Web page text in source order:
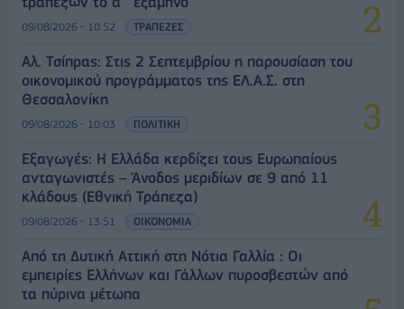
09/08/2026 - 10:52 ΤΡΑΠΕΖΕΣ
Αλ. Τσίπρας: Στις 2 Σεπτεμβρίου η παρουσίαση του
οικονομικού προγράμματος της ΕΛ.Α.Σ. στη
Θεσσαλονίκη
09/08/2026 - 10:03 ΠΟΛΙΤΙΚΗ
Εξαγωγές: Η Ελλάδα κερδίζει τους Ευρωπαίους
ανταγωνιστές – Άνοδος μεριδίων σε 9 από 11
κλάδους (Εθνική Τράπεζα)
09/08/2026 - 13:51 ΟΙΚΟΝΟΜΙΑ
Από τη Δυτική Αττική στη Νότια Γαλλία : Οι
εμπειρίες Ελλήνων και Γάλλων πυροσβεστών από
τα πύρινα μέτωπα